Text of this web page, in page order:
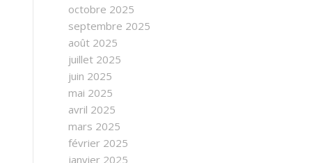
octobre 2025
septembre 2025
août 2025
juillet 2025
juin 2025
mai 2025
avril 2025
mars 2025
février 2025
janvier 2025